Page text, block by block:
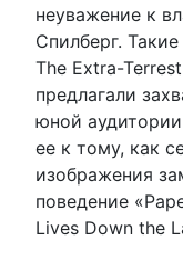
неуважение к
Спилберг.
The Extra-
предлагали
юной
ее к тому, как
изображения
поведение
Lives Down the